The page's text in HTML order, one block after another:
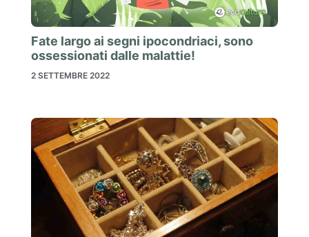
Fate largo ai segni ipocondriaci, sono
ossessionati dalle malattie!
2 SETTEMBRE 2022